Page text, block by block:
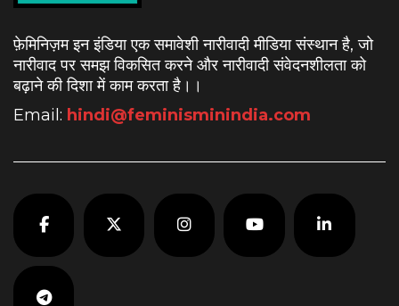
फ़ेमिनिज़म इन इंडिया एक समावेशी नारीवादी मीडिया संस्थान है, जो
नारीवाद पर समझ विकसित करने और नारीवादी संवेदनशीलता को
बढ़ाने की दिशा में काम करता है। ।
Email: hindi@feminisminindia.com